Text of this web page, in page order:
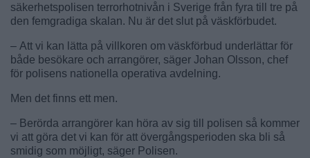
säkerhetspolisen terrorhotnivån i Sverige från fyra till tre på
den femgradiga skalan. Nu är det slut på väskförbudet.
– Att vi kan lätta på villkoren om väskförbud underlättar för
både besökare och arrangörer, säger Johan Olsson, chef
för polisens nationella operativa avdelning.
Men det finns ett men.
– Berörda arrangörer kan höra av sig till polisen så kommer
vi att göra det vi kan för att övergångsperioden ska bli så
smidig som möjligt, säger Polisen.